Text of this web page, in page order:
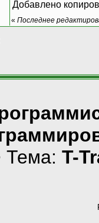
Добавлено
« Последнее
Тема: T-